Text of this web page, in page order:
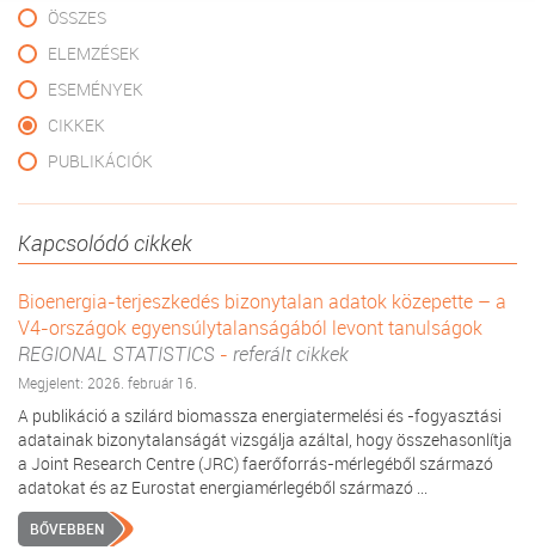
ÖSSZES
ELEMZÉSEK
ESEMÉNYEK
CIKKEK
PUBLIKÁCIÓK
Kapcsolódó cikkek
Bioenergia-terjeszkedés bizonytalan adatok közepette – a
V4-országok egyensúlytalanságából levont tanulságok
REGIONAL STATISTICS - referált cikkek
Megjelent: 2026. február 16.
A publikáció a szilárd biomassza energiatermelési és -fogyasztási
adatainak bizonytalanságát vizsgálja azáltal, hogy összehasonlítja
a Joint Research Centre (JRC) faerőforrás-mérlegéből származó
adatokat és az Eurostat energiamérlegéből származó ...
BŐVEBBEN